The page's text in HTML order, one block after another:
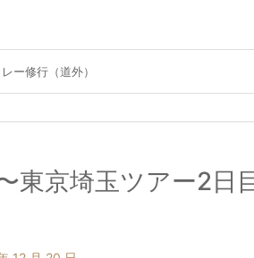
レー修行（道外）
東京埼玉ツアー2日